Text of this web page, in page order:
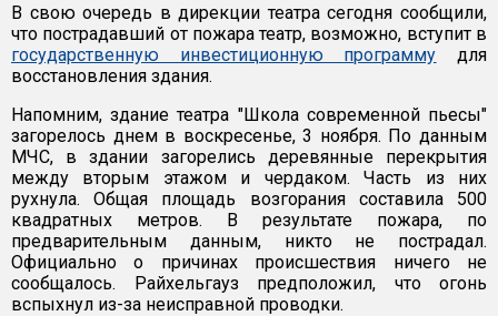
В свою очередь в дирекции театра сегодня сообщили,
что пострадавший от пожара театр, возможно, вступит в
государственную инвестиционную программу для
восстановления здания.
Напомним, здание театра "Школа современной пьесы"
загорелось днем в воскресенье, 3 ноября. По данным
МЧС, в здании загорелись деревянные перекрытия
между вторым этажом и чердаком. Часть из них
рухнула. Общая площадь возгорания составила 500
квадратных метров. В результате пожара, по
предварительным данным, никто не пострадал.
Официально о причинах происшествия ничего не
сообщалось. Райхельгауз предположил, что огонь
вспыхнул из-за неисправной проводки.